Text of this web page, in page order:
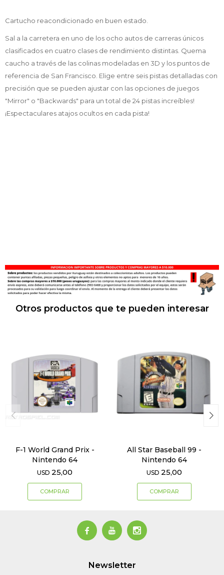
Cartucho reacondicionado en buen estado.
Sal a la carretera en uno de los ocho autos de carreras únicos
clasificados en cuatro clases de rendimiento distintas. Quema
caucho a través de las colinas modeladas en 3D y los puntos de
referencia de San Francisco. Elige entre seis pistas detalladas con
precisión que se pueden ajustar con las opciones de juegos
"Mirror" o "Backwards" para un total de 24 pistas increíbles!
¡Espectaculares atajos ocultos en cada pista!
Otros productos que te pueden interesar
F-1 World Grand Prix -
Nintendo 64
USD 25,00
All Star Baseball 99 -
Nintendo 64
USD 25,00
  
Newsletter